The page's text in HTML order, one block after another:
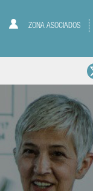
ZONA ASOCIADOS